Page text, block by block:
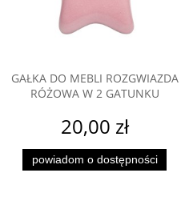
GAŁKA DO MEBLI ROZGWIAZDA
RÓŻOWA W 2 GATUNKU
20,00 zł
powiadom o dostępności